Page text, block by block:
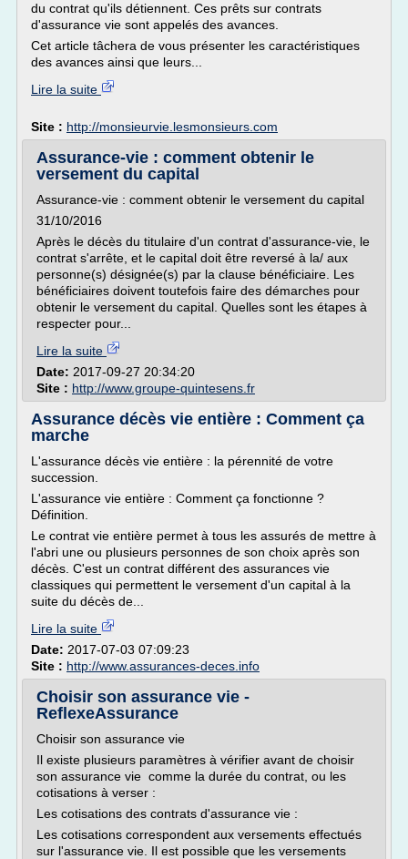
du contrat qu'ils détiennent. Ces prêts sur contrats
d'assurance vie sont appelés des avances.
Cet article tâchera de vous présenter les caractéristiques
des avances ainsi que leurs...
Lire la suite
Site : http://monsieurvie.lesmonsieurs.com
Assurance-vie : comment obtenir le
versement du capital
Assurance-vie : comment obtenir le versement du capital
31/10/2016
Après le décès du titulaire d'un contrat d'assurance-vie, le
contrat s'arrête, et le capital doit être reversé à la/ aux
personne(s) désignée(s) par la clause bénéficiaire. Les
bénéficiaires doivent toutefois faire des démarches pour
obtenir le versement du capital. Quelles sont les étapes à
respecter pour...
Lire la suite
Date: 2017-09-27 20:34:20
Site : http://www.groupe-quintesens.fr
Assurance décès vie entière : Comment ça
marche
L'assurance décès vie entière : la pérennité de votre
succession.
L'assurance vie entière : Comment ça fonctionne ?
Définition.
Le contrat vie entière permet à tous les assurés de mettre à
l'abri une ou plusieurs personnes de son choix après son
décès. C'est un contrat différent des assurances vie
classiques qui permettent le versement d'un capital à la
suite du décès de...
Lire la suite
Date: 2017-07-03 07:09:23
Site : http://www.assurances-deces.info
Choisir son assurance vie -
ReflexeAssurance
Choisir son assurance vie
Il existe plusieurs paramètres à vérifier avant de choisir
son assurance vie comme la durée du contrat, ou les
cotisations à verser :
Les cotisations des contrats d'assurance vie :
Les cotisations correspondent aux versements effectués
sur l'assurance vie. Il est possible que les versements